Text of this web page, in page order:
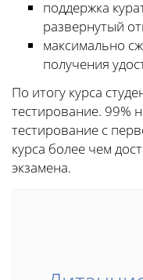
поддержка
развернутый
максимально
получения
По итогу курса
тестирование. 99%
тестирование с
курса более чем
экзамена.